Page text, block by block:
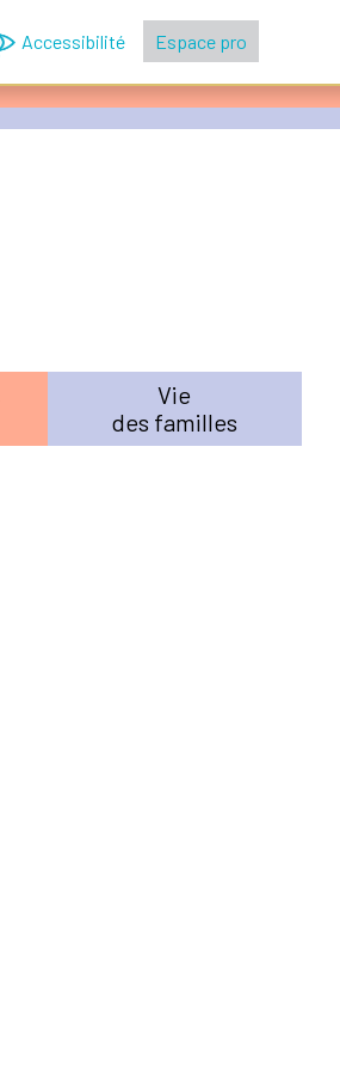
Accessibilité Espace pro
Vie
des familles